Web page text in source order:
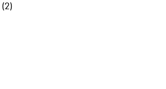
(2)